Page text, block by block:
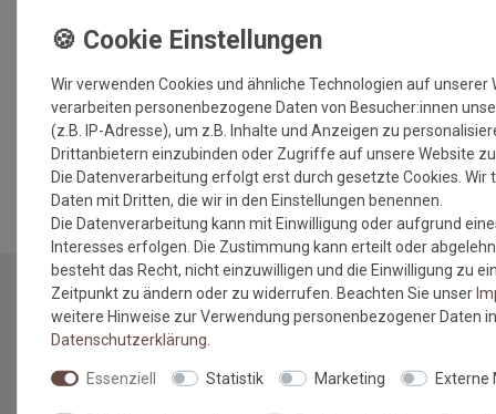
MEHR INFORMATIONEN ZUM EU VERANTWORTLICHEN »
NEWSLETTER
Jetzt anmelden: Profitieren Sie von aktuellen Angeboten
Wir verwenden Cookies und ähnliche Technologien auf unserer
verarbeiten personenbezogene Daten von Besucher:innen
(z.B. IP-Adresse), um z.B. Inhalte und Anzeigen zu
Drittanbietern einzubinden oder Zugriffe auf unsere Website
Die Datenverarbeitung erfolgt erst durch gesetzte Cookies. Wir
Daten mit Dritten, die wir in den Einstellungen benennen.
Die Datenverarbeitung kann mit Einwilligung oder aufgrund
Interesses erfolgen. Die Zustimmung kann erteilt oder
besteht das Recht, nicht einzuwilligen und die Einwilligung zu
Zeitpunkt zu ändern oder zu widerrufen. Beachten Sie unser
weitere Hinweise zur Verwendung personenbezogener Daten
Daten­schutz­erklärung
Essenziell Statistik Marketing Externe